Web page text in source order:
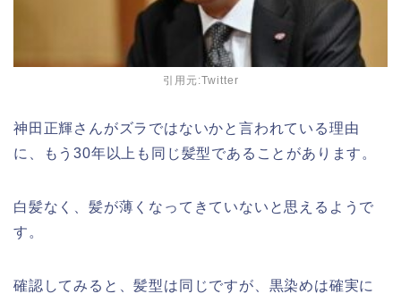
引用元:Twitter
神田正輝さんがズラではないかと言われている理由
に、もう30年以上も同じ髪型であることがあります。
白髪なく、髪が薄くなってきていないと思えるようで
す。
確認してみると、髪型は同じですが、黒染めは確実に